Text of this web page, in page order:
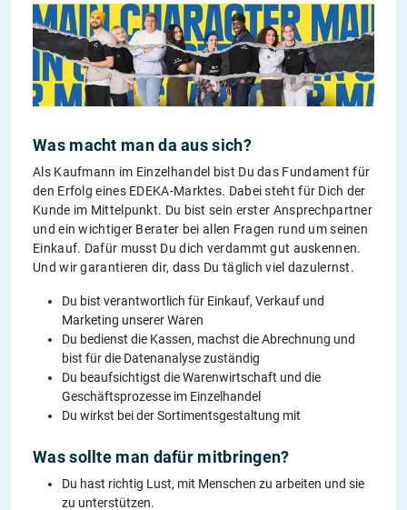
Was macht man da aus sich?
Als Kaufmann im Einzelhandel bist Du das Fundament für
den Erfolg eines EDEKA-Marktes. Dabei steht für Dich der
Kunde im Mittelpunkt. Du bist sein erster Ansprechpartner
und ein wichtiger Berater bei allen Fragen rund um seinen
Einkauf. Dafür musst Du dich verdammt gut auskennen.
Und wir garantieren dir, dass Du täglich viel dazulernst.
Du bist verantwortlich für Einkauf, Verkauf und
Marketing unserer Waren
Du bedienst die Kassen, machst die Abrechnung und
bist für die Datenanalyse zuständig
Du beaufsichtigst die Warenwirtschaft und die
Geschäftsprozesse im Einzelhandel
Du wirkst bei der Sortimentsgestaltung mit
Was sollte man dafür mitbringen?
Du hast richtig Lust, mit Menschen zu arbeiten und sie
zu unterstützen.